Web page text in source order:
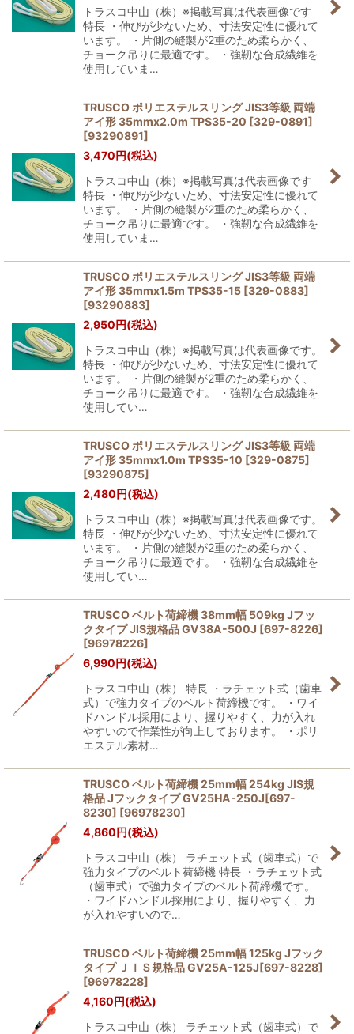
トラスコ中山（株）※掲載写真は代表画像です
特長 ・伸びが少ないため、寸法安定性に優れて
います。 ・片側の縫製が2重のため柔らかく、
チョーク吊りに最適です。 ・強靭な合成繊維を
使用していま…
TRUSCO ポリエステルスリング JIS3等級 両端
アイ形 35mmx2.0m TPS35-20 [329-0891]
[93290891]
3,470円(税込)
トラスコ中山（株）※掲載写真は代表画像です
特長 ・伸びが少ないため、寸法安定性に優れて
います。 ・片側の縫製が2重のため柔らかく、
チョーク吊りに最適です。 ・強靭な合成繊維を
使用していま…
TRUSCO ポリエステルスリング JIS3等級 両端
アイ形 35mmx1.5m TPS35-15 [329-0883]
[93290883]
2,950円(税込)
トラスコ中山（株）※掲載写真は代表画像です。
特長 ・伸びが少ないため、寸法安定性に優れて
います。 ・片側の縫製が2重のため柔らかく、
チョーク吊りに最適です。 ・強靭な合成繊維を
使用してい…
TRUSCO ポリエステルスリング JIS3等級 両端
アイ形 35mmx1.0m TPS35-10 [329-0875]
[93290875]
2,480円(税込)
トラスコ中山（株）※掲載写真は代表画像です。
特長 ・伸びが少ないため、寸法安定性に優れて
います。 ・片側の縫製が2重のため柔らかく、
チョーク吊りに最適です。 ・強靭な合成繊維を
使用してい…
TRUSCO ベルト荷締機 38mm幅 509kg Jフッ
クタイプ JIS規格品 GV38A-500J [697-8226]
[96978226]
6,990円(税込)
トラスコ中山（株） 特長 ・ラチェット式（歯車
式）で強力タイプのベルト荷締機です。 ・ワイ
ドハンドル採用により、握りやすく、力が入れ
やすいので作業性が向上しております。 ・ポリ
エステル素材…
TRUSCO ベルト荷締機 25mm幅 254kg JIS規
格品 Jフックタイプ GV25HA-250J[697-
8230] [96978230]
4,860円(税込)
トラスコ中山（株） ラチェット式（歯車式）で
強力タイプのベルト荷締機 特長 ・ラチェット式
（歯車式）で強力タイプのベルト荷締機です。
・ワイドハンドル採用により、握りやすく、力
が入れやすいので…
TRUSCO ベルト荷締機 25mm幅 125kg Jフック
タイプ ＪＩＳ規格品 GV25A-125J[697-8228]
[96978228]
4,160円(税込)
トラスコ中山（株） ラチェット式（歯車式）で